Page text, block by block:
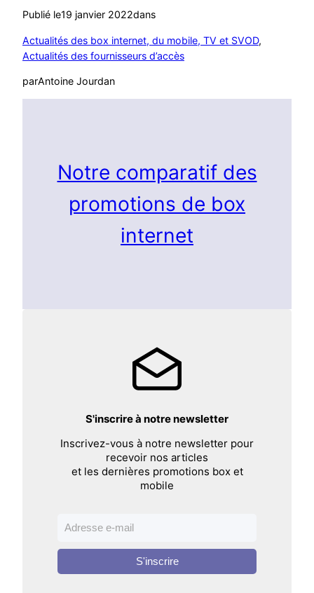
Publié le19 janvier 2022dans
Actualités des box internet, du mobile, TV et SVOD
Actualités des fournisseurs d’accès
parAntoine Jourdan
Notre comparatif des
promotions de box
internet
S'inscrire à notre newsletter
Inscrivez-vous à notre newsletter pour
recevoir nos articles
et les dernières promotions box et
mobile
S'inscrire